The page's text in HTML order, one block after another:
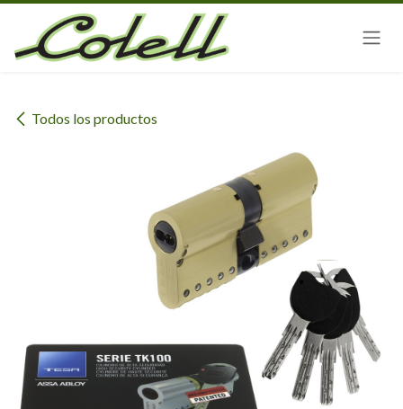
Ir al contenido
Todos los productos